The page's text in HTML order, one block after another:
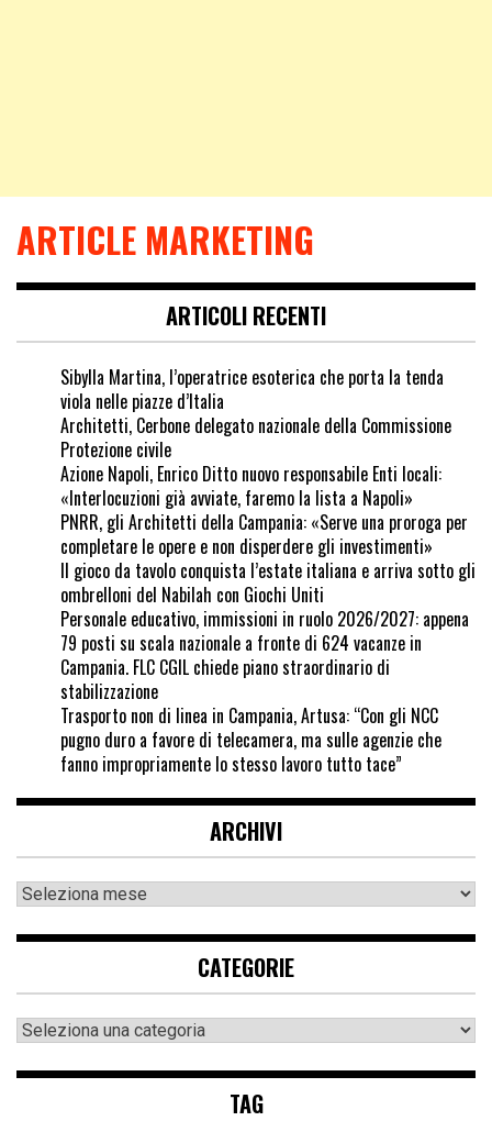
ARTICLE MARKETING
ARTICOLI RECENTI
Sibylla Martina, l’operatrice esoterica che porta la tenda
viola nelle piazze d’Italia
Architetti, Cerbone delegato nazionale della Commissione
Protezione civile
Azione Napoli, Enrico Ditto nuovo responsabile Enti locali:
«Interlocuzioni già avviate, faremo la lista a Napoli»
PNRR, gli Architetti della Campania: «Serve una proroga per
completare le opere e non disperdere gli investimenti»
Il gioco da tavolo conquista l’estate italiana e arriva sotto gli
ombrelloni del Nabilah con Giochi Uniti
Personale educativo, immissioni in ruolo 2026/2027: appena
79 posti su scala nazionale a fronte di 624 vacanze in
Campania. FLC CGIL chiede piano straordinario di
stabilizzazione
Trasporto non di linea in Campania, Artusa: “Con gli NCC
pugno duro a favore di telecamera, ma sulle agenzie che
fanno impropriamente lo stesso lavoro tutto tace”
ARCHIVI
CATEGORIE
TAG